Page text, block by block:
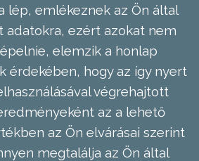
lép, emlékeznek az Ön által
adatokra, ezért azokat nem
elemzik a honlap
érdekében, hogy az így nyert
végrehajtott
az a lehető
az Ön elvárásai szerint
megtalálja az Ön által